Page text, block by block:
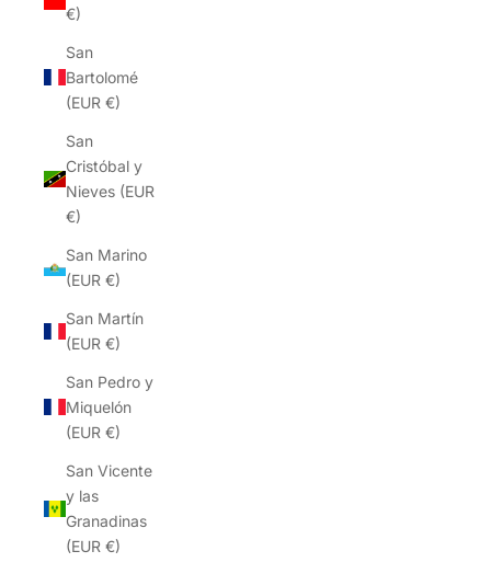
€)
San
Bartolomé
(EUR €)
San
Cristóbal y
Nieves (EUR
€)
San Marino
(EUR €)
San Martín
(EUR €)
San Pedro y
Miquelón
(EUR €)
San Vicente
y las
Granadinas
(EUR €)